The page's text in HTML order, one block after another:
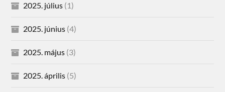
2025. július (1)
2025. június (4)
2025. május (3)
2025. április (5)